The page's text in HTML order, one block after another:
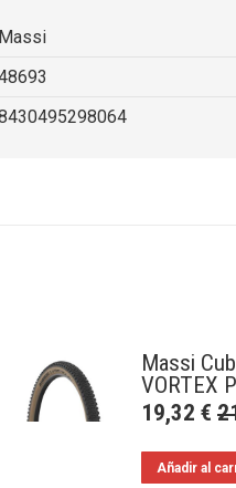
Massi
Massi
VORTEX
19,32€
Añadir al